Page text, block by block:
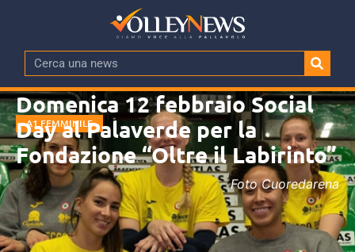
A1 FEMMINILE
Domenica 12 febbraio Social
Day al Palaverde per la
Fondazione “Oltre il Labirinto”
Foto Cuoredarena